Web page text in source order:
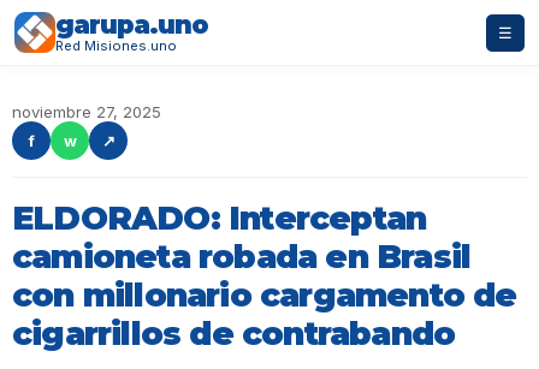
garupa.uno
Red Misiones.uno
☰
noviembre 27, 2025
f
w ↗
ELDORADO: Interceptan
camioneta robada en Brasil
con millonario cargamento de
cigarrillos de contrabando